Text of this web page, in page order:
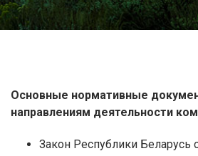
Основные нормативные
направлениям деятельности
Закон Республики Беларусь